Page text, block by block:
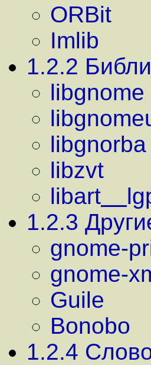
ORBit
Imlib
1.2.2
libgnome
libgnorba
libzvt
libart
1.2.3
gnome-
gnome-
Guile
Bonobo
1.2.4